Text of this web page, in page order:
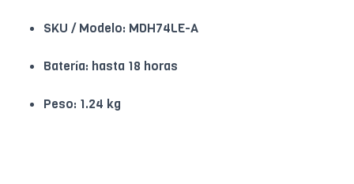
SKU / Modelo: MDH74LE-A
Batería: hasta 18 horas
Peso: 1.24 kg